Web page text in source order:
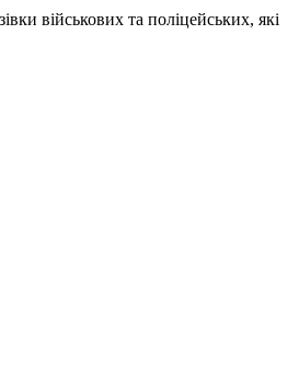
військових та поліцейських, які